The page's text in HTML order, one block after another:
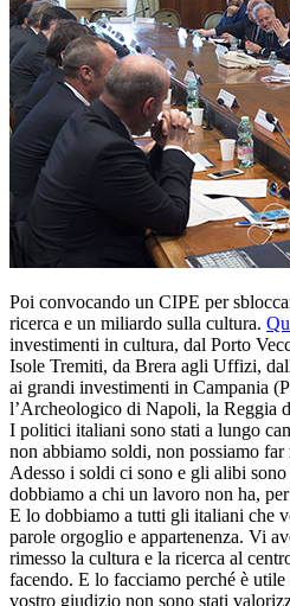
Poi convocando un CIPE per
ricerca e un miliardo sulla cultura.
investimenti in cultura, dal Porto
Isole Tremiti, da Brera agli Uffizi,
ai grandi investimenti in Campania
l’Archeologico di Napoli, la Reggia
I politici italiani sono stati a lungo
non abbiamo soldi, non possiamo
Adesso i soldi ci sono e gli alibi
dobbiamo a chi un lavoro non ha,
E lo dobbiamo a tutti gli italiani che
parole orgoglio e appartenenza. Vi
rimesso la cultura e la ricerca al
facendo. E lo facciamo perché è
vostro giudizio non sono stati